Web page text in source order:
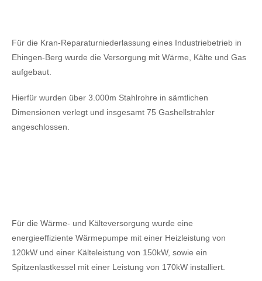
Für die Kran-Reparaturniederlassung eines Industriebetrieb in
Ehingen-Berg wurde die Versorgung mit Wärme, Kälte und Gas
aufgebaut.
Hierfür wurden über 3.000m Stahlrohre in sämtlichen
Dimensionen verlegt und insgesamt 75 Gashellstrahler
angeschlossen.
Für die Wärme- und Kälteversorgung wurde eine
energieeffiziente Wärmepumpe mit einer Heizleistung von
120kW und einer Kälteleistung von 150kW, sowie ein
Spitzenlastkessel mit einer Leistung von 170kW installiert.